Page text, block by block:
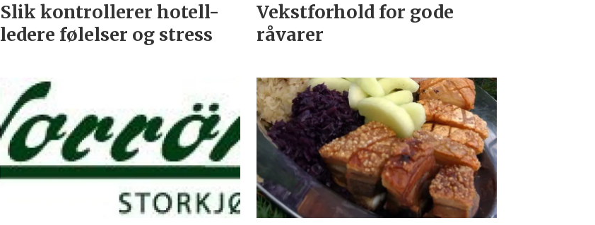
Slik kontrollerer hotell-
ledere følelser og stress
Vekstforhold for gode
råvarer